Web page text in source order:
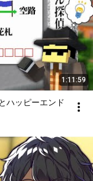
1:11:59
ハッピーエンド